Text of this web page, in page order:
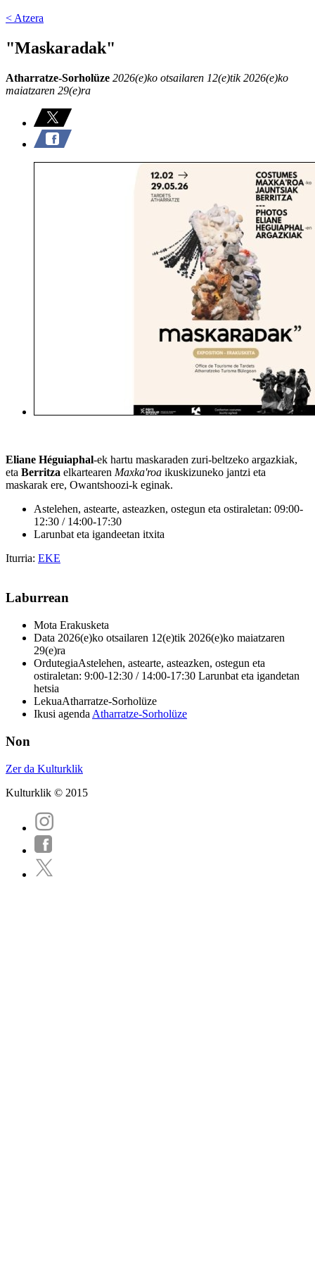
< Atzera
"Maskaradak"
Atharratze-Sorholüze 2026(e)ko otsailaren 12(e)tik 2026(e)ko
maiatzaren 29(e)ra
Eliane Héguiaphal-ek hartu maskaraden zuri-beltzeko argazkiak,
eta Berritza elkartearen Maxka'roa ikuskizuneko jantzi eta
maskarak ere, Owantshoozi-k eginak.
Astelehen, astearte, asteazken, ostegun eta ostiraletan: 09:00-
12:30 / 14:00-17:30
Larunbat eta igandeetan itxita
Iturria: EKE
Laburrean
Mota Erakusketa
Data 2026(e)ko otsailaren 12(e)tik 2026(e)ko maiatzaren
29(e)ra
OrdutegiaAstelehen, astearte, asteazken, ostegun eta
ostiraletan: 9:00-12:30 / 14:00-17:30 Larunbat eta igandetan
hetsia
LekuaAtharratze-Sorholüze
Ikusi agenda Atharratze-Sorholüze
Non
Zer da Kulturklik
Kulturklik © 2015